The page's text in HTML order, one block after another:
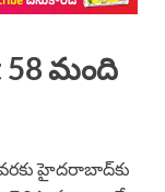
58 మంది
హైదరాబాద్‌కు